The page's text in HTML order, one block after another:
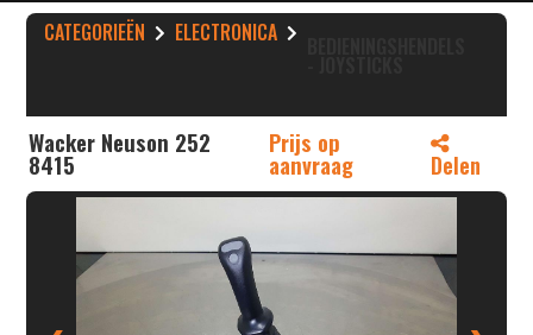
CATEGORIEËN ELECTRONICA
Wacker Neuson 252
8415
Prijs op
aanvraag Delen